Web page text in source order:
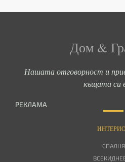
Дом &
Нашата отговорност и
къщата си
РЕКЛАМА
СПАЛНЯ